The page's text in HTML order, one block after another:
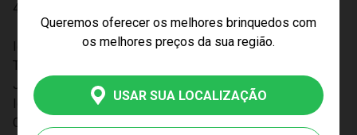
Queremos oferecer os melhores brinquedos com
os melhores preços da sua região.
USAR SUA LOCALIZAÇÃO
4 Bandejas de Armazenamento
Idade acima de 14 anos
Tempo: 60-90 min
Jogadores: 1 a 4 jogadores
Idioma: Português
Condição: Novo